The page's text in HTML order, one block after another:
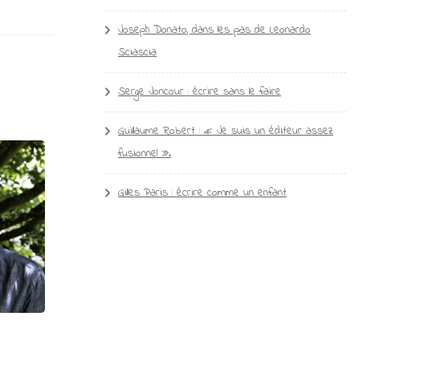
Joseph Donato, dans les pas de Leonardo
Sciascia
Serge Joncour : écrire sans le faire
Guillaume Robert : « Je suis un éditeur assez
fusionnel ».
Gilles Paris : écrire comme un enfant